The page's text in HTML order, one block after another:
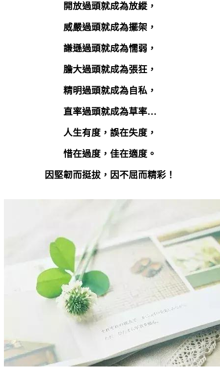
開放過頭就成為放縱，
威嚴過頭就成為擺架，
謙遜過頭就成為懦弱，
膽大過頭就成為張狂，
精明過頭就成為自私，
直率過頭就成為草率…
人生有度，誤在失度，
惜在過度，佳在適度。
因堅韌而挺拔，因不屈而精彩！